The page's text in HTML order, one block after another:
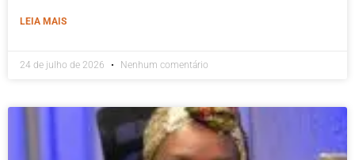
LEIA MAIS
24 de julho de 2026 Nenhum comentário